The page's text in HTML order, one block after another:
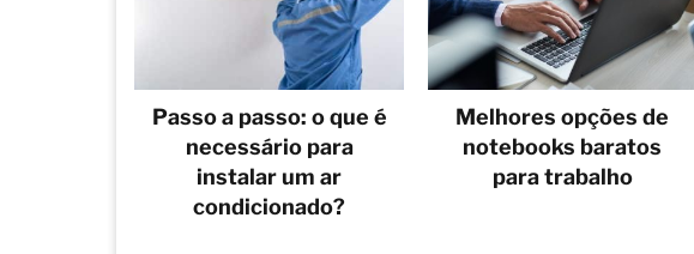
Passo a passo: o que é
necessário para
instalar um ar
condicionado?
Melhores opções de
notebooks baratos
para trabalho